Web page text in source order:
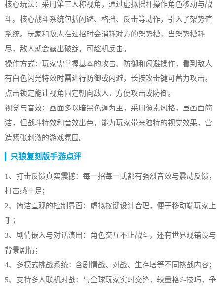
核心玩法：采用第三人称视角，通过虚拟摇杆操作角色移动与战
斗。核心战斗系统包括闪避、格挡、反击等动作，引入了架势值
系统。玩家和敌人在过招时会消耗对方的架势槽，当架势槽耗
尽，敌人就会露出破绽，可趁机反击。
操作方式：玩家需掌握基本的攻击、防御和闪避操作，看到敌人
有白色闪光特效时需进行防御或闪避，长按攻击键可蓄力攻击。
点击锁定能让视角固定朝向敌人，方便攻击或防御。
视觉与音效：画面多以暗黑色调为主，采用像素风格，虽画面简
洁，但战斗特效和音效出色，能为玩家带来独特的视觉效果，营
造紧张刺激的游戏氛围。
只狼复刻版手游点评
1、打击反馈真实震撼：每一招每一式都有强烈音效与震动反馈，
打击感十足；
2、简洁直观的控制界面：虚拟按键设计合理，便于移动端玩家上
手；
3、剧情嵌入与对话演出：角色交互不止战斗，还有世界观铺设与
背景剧情；
4、多模式挑战系统：含剧情战、对战、生存塔等不同挑战内容；
5、支持多人联机对战：与全球玩家实时交锋，较量格斗技巧，争